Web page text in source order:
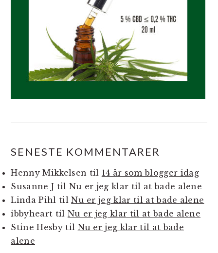
SENESTE KOMMENTARER
Henny Mikkelsen til 14 år som blogger idag
Susanne J til Nu er jeg klar til at bade alene
Linda Pihl tilNu er jeg klar til at bade alene
ibbyheart til Nu er jeg klar til at bade alene
Stine Hesbytil Nu er jeg klar til at bade
alene